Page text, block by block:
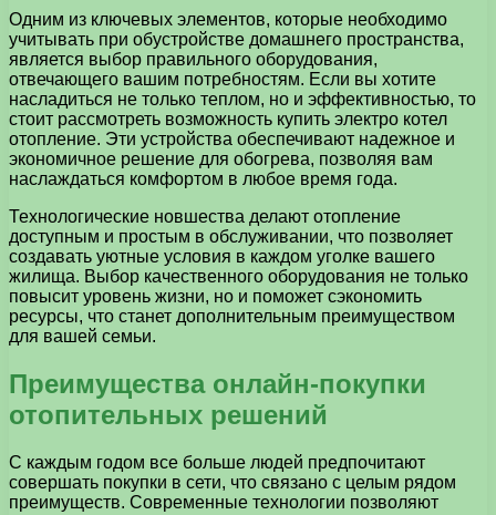
Одним из ключевых элементов, которые необходимо
учитывать при обустройстве домашнего пространства,
является выбор правильного оборудования,
отвечающего вашим потребностям. Если вы хотите
насладиться не только теплом, но и эффективностью, то
стоит рассмотреть возможность купить электро котел
отопление. Эти устройства обеспечивают надежное и
экономичное решение для обогрева, позволяя вам
наслаждаться комфортом в любое время года.
Технологические новшества делают отопление
доступным и простым в обслуживании, что позволяет
создавать уютные условия в каждом уголке вашего
жилища. Выбор качественного оборудования не только
повысит уровень жизни, но и поможет сэкономить
ресурсы, что станет дополнительным преимуществом
для вашей семьи.
Преимущества онлайн-покупки
отопительных решений
С каждым годом все больше людей предпочитают
совершать покупки в сети, что связано с целым рядом
преимуществ. Современные технологии позволяют